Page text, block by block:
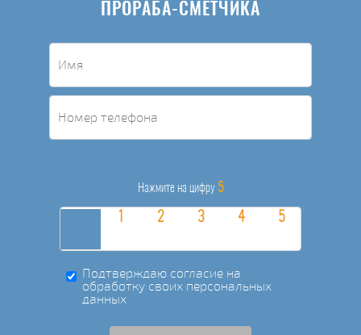
ПРОРАБА-СМЕТЧИКА
Нажмите на цифру 5
Подтверждаю согласие на
обработку своих персональных
данных